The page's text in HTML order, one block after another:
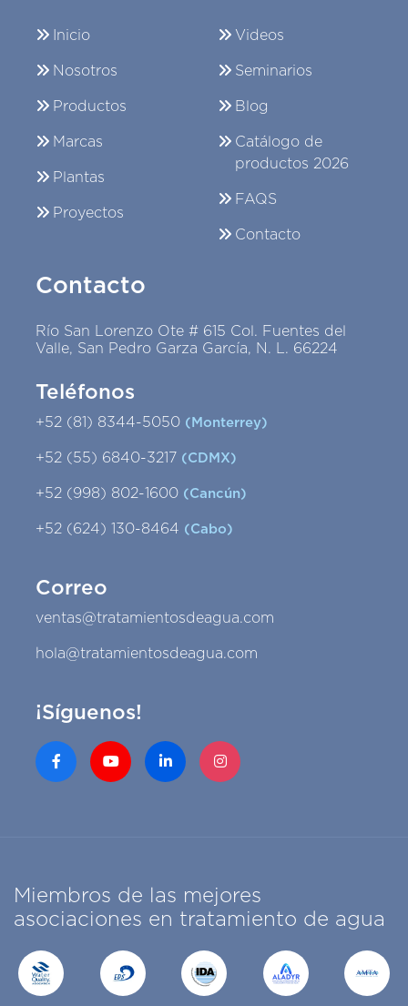
Inicio
Nosotros
Productos
Marcas
Plantas
Proyectos
Videos
Seminarios
Blog
Catálogo de
productos 2026
FAQS
Contacto
Contacto
Río San Lorenzo Ote # 615 Col. Fuentes del
Valle, San Pedro Garza García, N. L. 66224
Teléfonos
+52 (81) 8344-5050 (Monterrey)
+52 (55) 6840-3217 (CDMX)
+52 (998) 802-1600 (Cancún)
+52 (624) 130-8464 (Cabo)
Correo
ventas@tratamientosdeagua.com
hola@tratamientosdeagua.com
¡Síguenos!
Miembros de las mejores
asociaciones en tratamiento de agua